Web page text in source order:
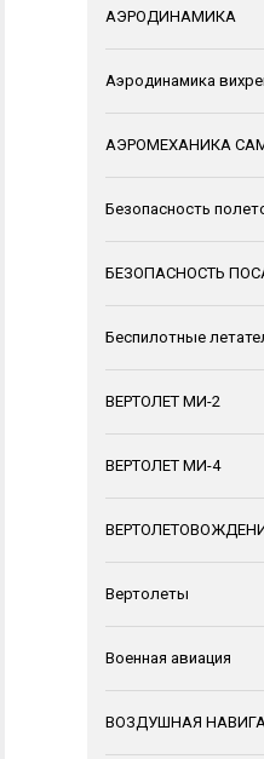
АЭРОДИНАМИКА
Аэродинамика
АЭРОМЕХАНИКА
Безопасность
БЕЗОПАСНОСТЬ
Беспилотные
ВЕРТОЛЕТ МИ-2
ВЕРТОЛЕТ МИ-4
Вертолеты
Военная авиация
ВОЗДУШНАЯ